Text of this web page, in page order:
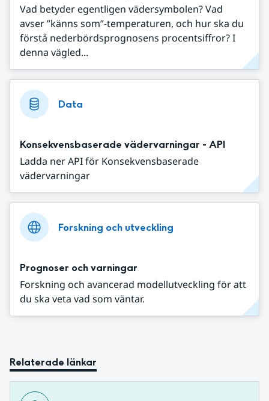
Vad betyder egentligen vädersymbolen? Vad
avser ”känns som”-temperaturen, och hur ska du
förstå nederbördsprognosens procentsiffror? I
denna vägled...
Data
Konsekvensbaserade vädervarningar - API
Ladda ner API för Konsekvensbaserade
vädervarningar
Forskning och utveckling
Prognoser och varningar
Forskning och avancerad modellutveckling för att
du ska veta vad som väntar.
Relaterade länkar